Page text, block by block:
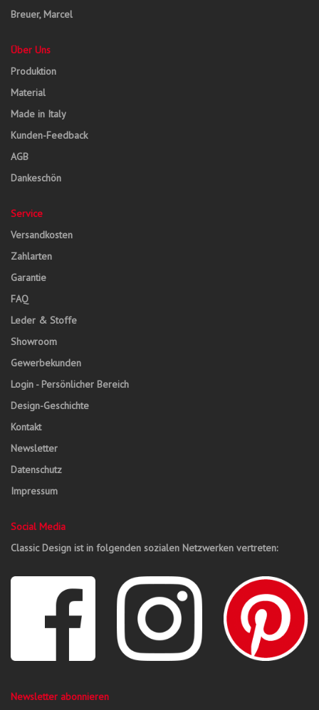
Breuer, Marcel
Über Uns
Produktion
Material
Made in Italy
Kunden-Feedback
AGB
Dankeschön
Service
Versandkosten
Zahlarten
Garantie
FAQ
Leder & Stoffe
Showroom
Gewerbekunden
Login - Persönlicher Bereich
Design-Geschichte
Kontakt
Newsletter
Datenschutz
Impressum
Social Media
Classic Design ist in folgenden sozialen Netzwerken vertreten:
Newsletter abonnieren